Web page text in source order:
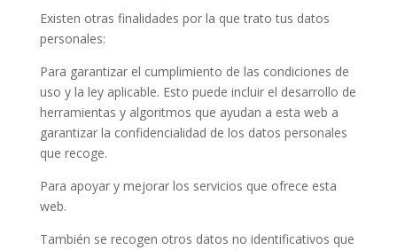
Existen otras finalidades por la que trato tus datos
personales:
Para garantizar el cumplimiento de las condiciones de
uso y la ley aplicable. Esto puede incluir el desarrollo de
herramientas y algoritmos que ayudan a esta web a
garantizar la confidencialidad de los datos personales
que recoge.
Para apoyar y mejorar los servicios que ofrece esta
web.
También se recogen otros datos no identificativos que